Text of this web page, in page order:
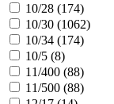
10/28 (174)
10/30 (1062)
10/34 (174)
10/5 (8)
11/400 (88)
11/500 (88)